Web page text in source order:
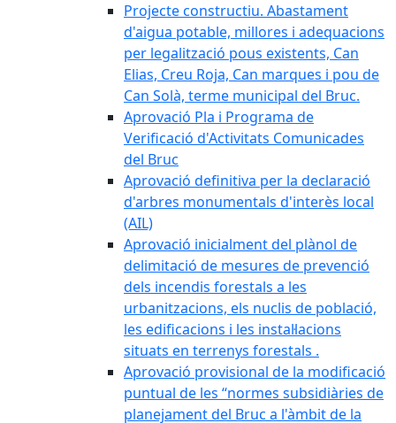
Projecte constructiu. Abastament
d'aigua potable, millores i adequacions
per legalització pous existents, Can
Elias, Creu Roja, Can marques i pou de
Can Solà, terme municipal del Bruc.
Aprovació Pla i Programa de
Verificació d'Activitats Comunicades
del Bruc
Aprovació definitiva per la declaració
d'arbres monumentals d'interès local
(AIL)
Aprovació inicialment del plànol de
delimitació de mesures de prevenció
dels incendis forestals a les
urbanitzacions, els nuclis de població,
les edificacions i les instal·lacions
situats en terrenys forestals .
Aprovació provisional de la modificació
puntual de les “normes subsidiàries de
planejament del Bruc a l'àmbit de la